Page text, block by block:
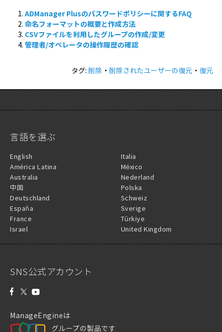
ADManager Plusのパスワードポリシーに関するFAQ
命名フォーマットの概要と作成方法
CSVファイルを利用したグループの作成/変更
管理者/オペレータの操作履歴の確認
タグ:削除 ・削除されたユーザーの復元 ・ 復元
言語を選ぶ
English
América Latina
Australia
中国
Deutschland
España
France
Israel
Italia
México
Nederland
Polska
Schweiz
Sverige
Türkiye
United Kingdom
SNS公式アカウント
ManageEngineは
グループの製品です